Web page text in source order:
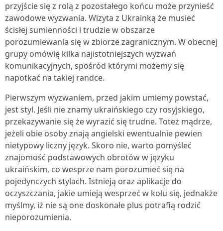
przyjście się z rolą z pozostałego końcu może przynieść
zawodowe wyzwania. Wizyta z Ukrainką że musieć
ścisłej sumienności i trudzie w obszarze
porozumiewania się w zbiorze zagranicznym. W obecnej
grupy omówię kilka najistotniejszych wyzwań
komunikacyjnych, spośród którymi możemy się
napotkać na takiej randce.
Pierwszym wyzwaniem, przed jakim umiemy powstać,
jest styl. Jeśli nie znamy ukraińskiego czy rosyjskiego,
przekazywanie się że wyrazić się trudne. Toteż mądrze,
jeżeli obie osoby znają angielski ewentualnie pewien
nietypowy liczny język. Skoro nie, warto pomyśleć
znajomość podstawowych obrotów w języku
ukraińskim, co wesprze nam porozumieć się na
pojedynczych stylach. Istnieją oraz aplikacje do
oczyszczania, jakie umieją wesprzeć w kołu się, jednakże
myślmy, iż nie są one doskonałe plus potrafią rodzić
nieporozumienia.